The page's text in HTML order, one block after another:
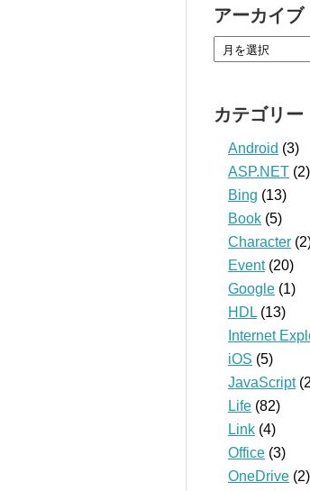
アーカイブ
カテゴリー
Android (3)
ASP.NET (2)
Bing (13)
Book (5)
Character
Event(20)
Google (1)
HDL (13)
Internet
iOS (5)
JavaScript
Life (82)
Link (4)
Office (3)
OneDrive (2)